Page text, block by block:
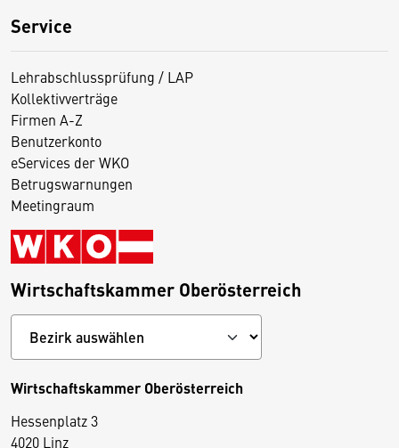
Service
Lehrabschlussprüfung / LAP
Kollektivverträge
Firmen A-Z
Benutzerkonto
eServices der WKO
Betrugswarnungen
Meetingraum
Wirtschaftskammer Oberösterreich
Wirtschaftskammer Oberösterreich
Hessenplatz 3
4020 Linz